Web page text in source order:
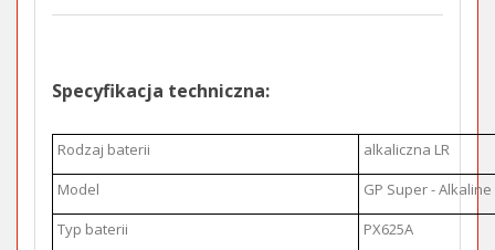
Specyfikacja techniczna:
Rodzaj baterii
alkaliczna LR
Model
GP Super - Alkaline
Typ baterii
PX625A